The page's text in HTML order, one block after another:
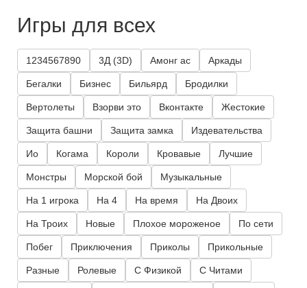
Игры для всех
1234567890 3Д (3D) Амонг ас Аркады
Бегалки Бизнес Бильярд Бродилки
Вертолеты Взорви это Вконтакте Жестокие
Защита башни Защита замка Издевательства
Ио Когама Короли Кровавые Лучшие
Монстры Морской бой Музыкальные
На 1 игрока На 4 На время На Двоих
На Троих Новые Плохое мороженое По сети
Побег Приключения Приколы Прикольные
Разные Ролевые С Физикой С Читами